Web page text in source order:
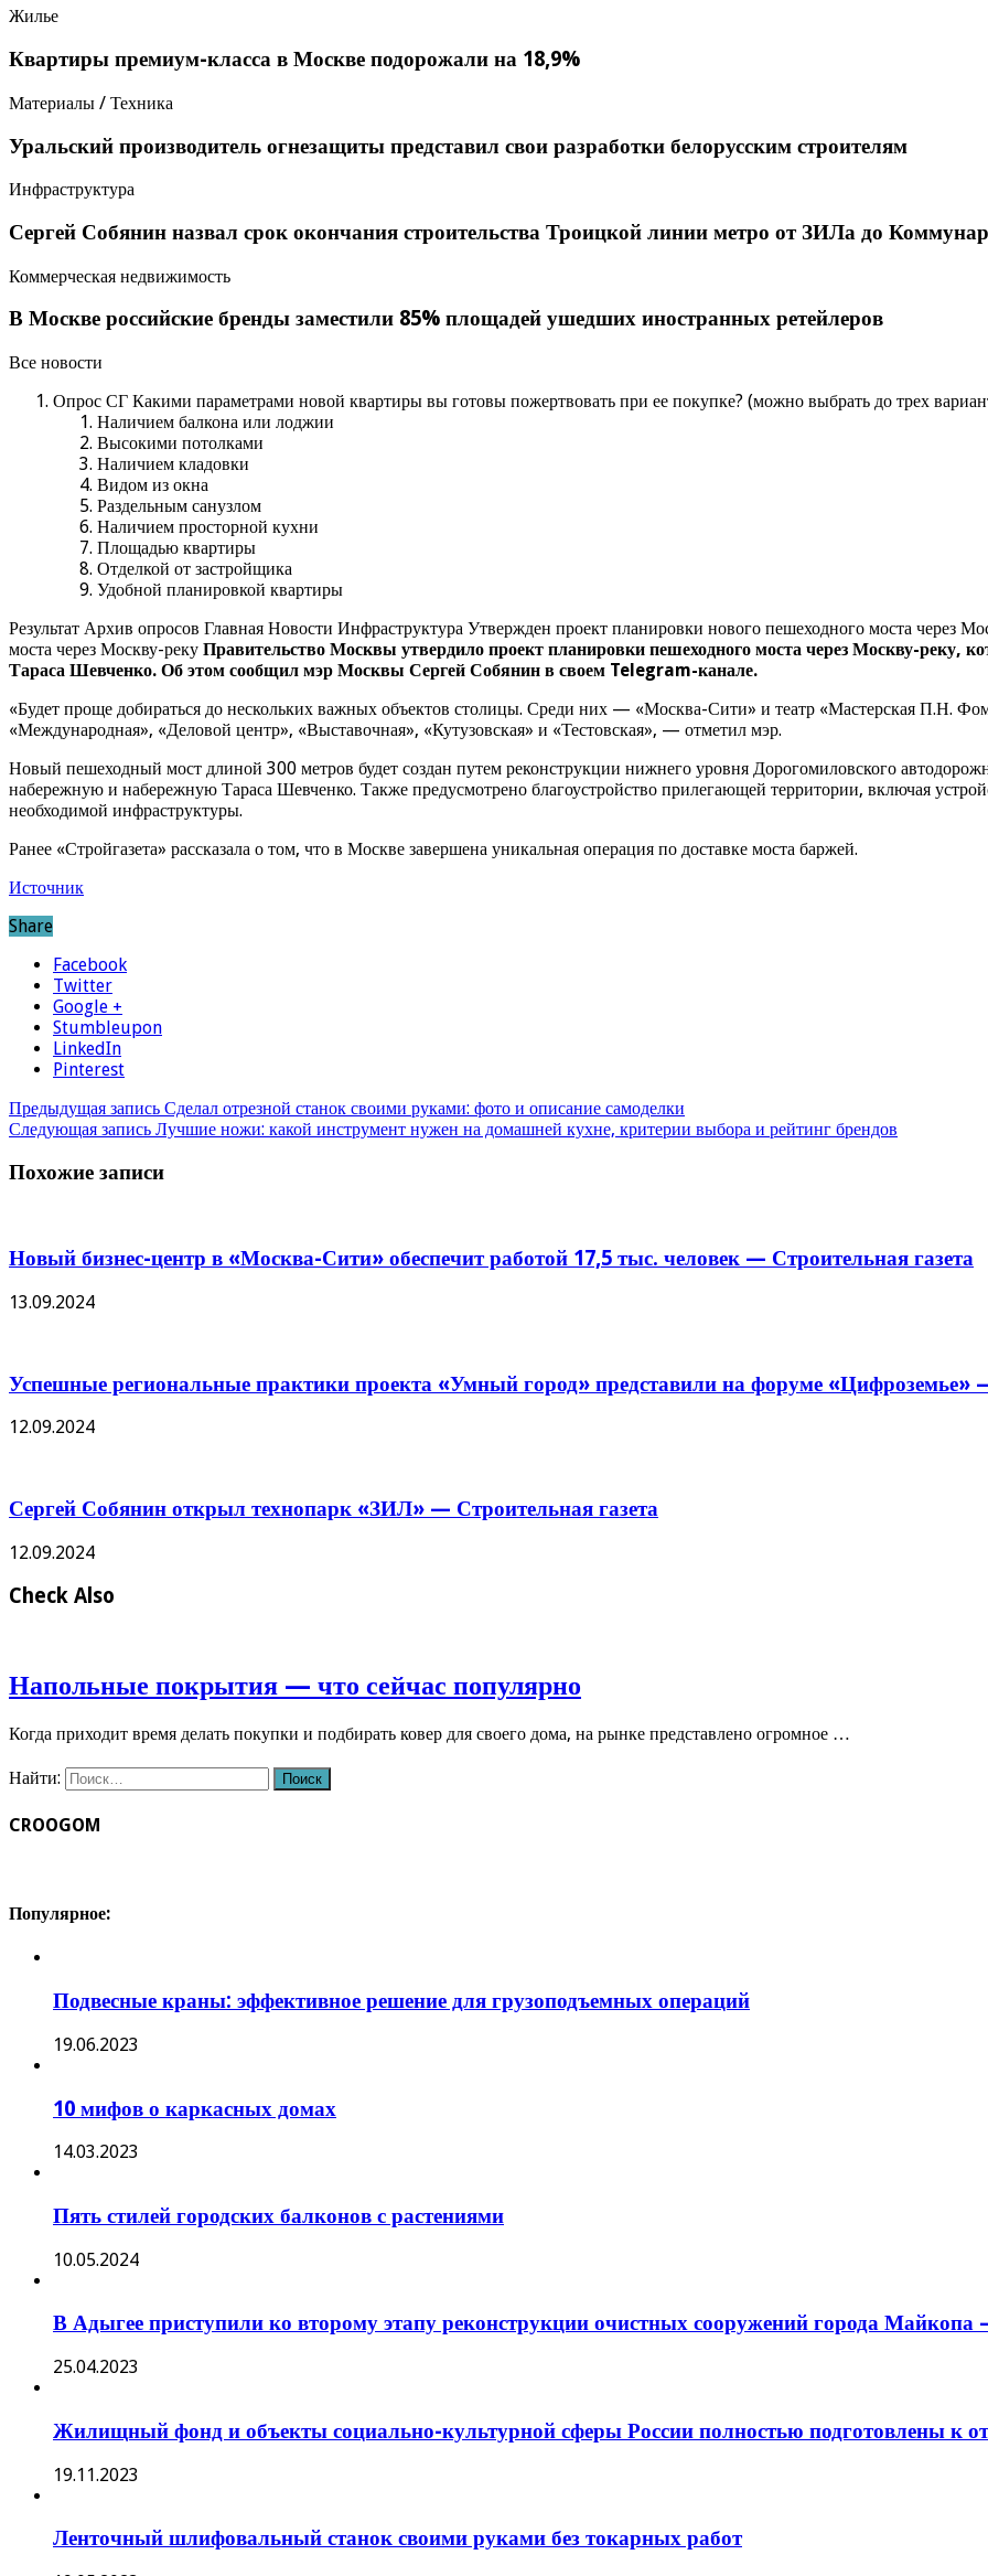
Жилье
Квартиры премиум-класса в Москве подорожали на 18,9%
Материалы / Техника
Уральский производитель огнезащиты представил свои разработки белорусским строителям
Инфраструктура
Сергей Собянин назвал срок окончания строительства Троицкой линии метро от ЗИЛа до
Коммерческая недвижимость
В Москве российские бренды заместили 85% площадей ушедших иностранных ретейлеров
Все новости
Опрос СГ Какими параметрами новой квартиры вы готовы пожертвовать при ее покупке? (можно выбрать до трех
Наличием балкона или лоджии
Высокими потолками
Наличием кладовки
Видом из окна
Раздельным санузлом
Наличием просторной кухни
Площадью квартиры
Отделкой от застройщика
Удобной планировкой квартиры
Результат Архив опросов Главная Новости Инфраструктура Утвержден проект планировки нового пешеходного моста через
моста через Москву-реку Правительство Москвы утвердило проект планировки пешеходного моста через Москву-реку,
Тараса Шевченко. Об этом сообщил мэр Москвы Сергей Собянин в своем Telegram-канале.
«Будет проще добираться до нескольких важных объектов столицы. Среди них — «Москва-Сити» и театр «Мастерская П.Н.
«Международная», «Деловой центр», «Выставочная», «Кутузовская» и «Тестовская», — отметил мэр.
Новый пешеходный мост длиной 300 метров будет создан путем реконструкции нижнего уровня Дорогомиловского
набережную и набережную Тараса Шевченко. Также предусмотрено благоустройство прилегающей территории, включая
необходимой инфраструктуры.
Ранее «Стройгазета» рассказала о том, что в Москве завершена уникальная операция по доставке моста баржей.
Источник
Share
Facebook
Twitter
Google +
Stumbleupon
LinkedIn
Pinterest
Предыдущая запись Сделал отрезной станок своими руками: фото и описание самоделки
Следующая запись Лучшие ножи: какой инструмент нужен на домашней кухне, критерии выбора и рейтинг брендов
Похожие записи
Новый бизнес-центр в «Москва-Сити» обеспечит работой 17,5 тыс. человек — Строительная газета
13.09.2024
Успешные региональные практики проекта «Умный город» представили на форуме «Цифроземье»
12.09.2024
Сергей Собянин открыл технопарк «ЗИЛ» — Строительная газета
12.09.2024
Check Also
Напольные покрытия — что сейчас популярно
Когда приходит время делать покупки и подбирать ковер для своего дома, на рынке представлено огромное …
Найти:
CROOGOM
Популярное:
Подвесные краны: эффективное решение для грузоподъемных операций
19.06.2023
10 мифов о каркасных домах
14.03.2023
Пять стилей городских балконов с растениями
10.05.2024
В Адыгее приступили ко второму этапу реконструкции очистных сооружений города Майкопа
25.04.2023
Жилищный фонд и объекты социально-культурной сферы России полностью подготовлены к
19.11.2023
Ленточный шлифовальный станок своими руками без токарных работ